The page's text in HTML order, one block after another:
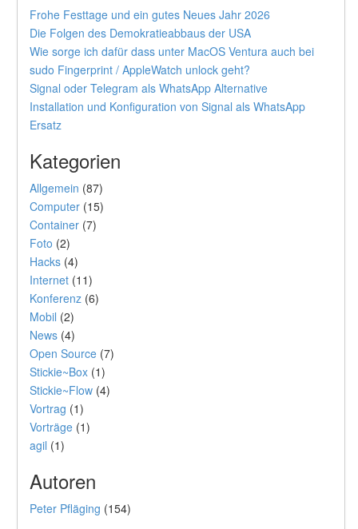
Frohe Festtage und ein gutes Neues Jahr 2026
Die Folgen des Demokratieabbaus der USA
Wie sorge ich dafür dass unter MacOS Ventura auch bei
sudo Fingerprint / AppleWatch unlock geht?
Signal oder Telegram als WhatsApp Alternative
Installation und Konfiguration von Signal als WhatsApp
Ersatz
Kategorien
Allgemein (87)
Computer (15)
Container (7)
Foto (2)
Hacks (4)
Internet (11)
Konferenz (6)
Mobil (2)
News (4)
Open Source (7)
Stickie~Box (1)
Stickie~Flow (4)
Vortrag (1)
Vorträge (1)
agil (1)
Autoren
Peter Pfläging (154)